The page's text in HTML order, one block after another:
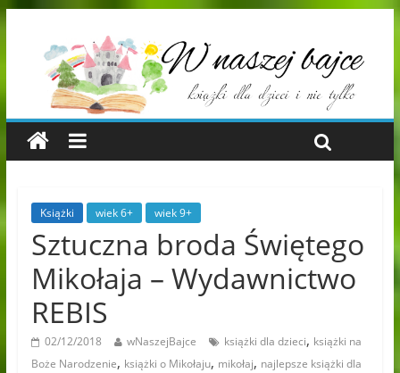
Książki wiek 6+ wiek 9+
Sztuczna broda Świętego
Mikołaja – Wydawnictwo
REBIS
02/12/2018 wNaszejBajce książki dla dzieci, książki na
Boże Narodzenie, książki o Mikołaju, mikołaj, najlepsze książki dla